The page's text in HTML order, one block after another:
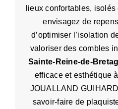
lieux confortables,
envisagez de
d’optimiser l’isolation
valoriser des combles
Sainte-Reine-de-
efficace et esthétique
JOUALLAND
savoir-faire de